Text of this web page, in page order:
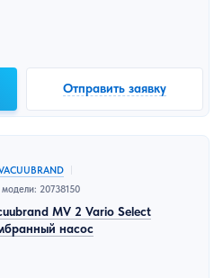
Отправить заявку
20738150
MV 2 Vario Select
насос